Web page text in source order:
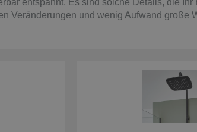
entspannt. Es sind solche Details, die
Veränderungen und wenig Aufwand große